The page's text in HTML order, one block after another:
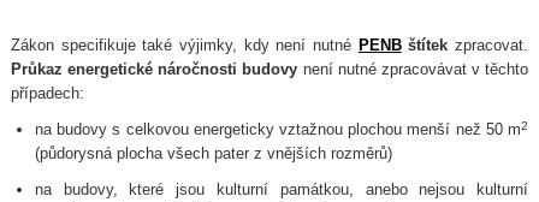
Zákon specifikuje také výjimky, kdy není nutné PENBštítek zpracovat.
Průkaz energetické náročnosti budovy není nutné zpracovávat v těchto
případech:
na budovy s celkovou energeticky vztažnou plochou menší než 50 m2
(půdorysná plocha všech pater z vnějších rozměrů)
na budovy, které jsou kulturní památkou, anebo nejsou kulturní